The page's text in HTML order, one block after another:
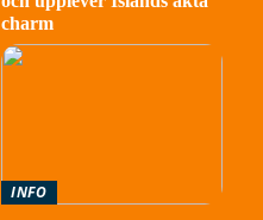
charm
INFO